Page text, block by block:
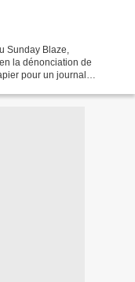
Sunday Blaze,
la dénonciation de
pour un journal